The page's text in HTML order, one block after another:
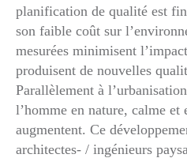
planification de qualité est
son faible coût sur
mesurées minimisent
produisent de nouvelles
Parallèlement à
l’homme en nature, calme et
augmentent. Ce
architectes- / ingénieurs